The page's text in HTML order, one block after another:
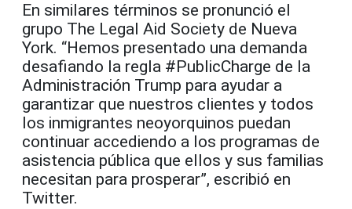
En similares términos se pronunció el
grupo The Legal Aid Society de Nueva
York. “Hemos presentado una demanda
desafiando la regla #PublicCharge de la
Administración Trump para ayudar a
garantizar que nuestros clientes y todos
los inmigrantes neoyorquinos puedan
continuar accediendo a los programas de
asistencia pública que ellos y sus familias
necesitan para prosperar”, escribió en
Twitter.